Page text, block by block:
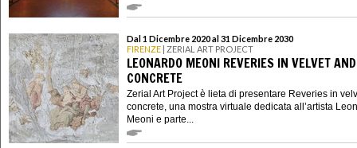
Dal 1 Dicembre 2020 al 31 Dicembre 2030
FIRENZE | ZERIAL ART PROJECT
LEONARDO MEONI REVERIES IN VELVET AND
CONCRETE
Zerial Art Project è lieta di presentare Reveries in
concrete, una mostra virtuale dedicata all’artista
Meoni e parte...